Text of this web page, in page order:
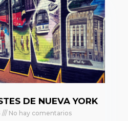
DE NUEVA YORK
No hay comentarios